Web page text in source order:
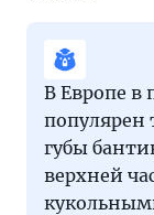
В Европе в
популярен
губы
верхней